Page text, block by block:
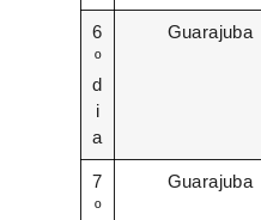
6
º
d
i
a
Guarajuba
7
º
Guarajuba